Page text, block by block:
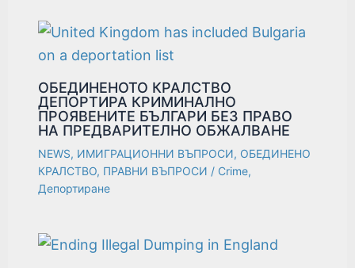
ОБЕДИНЕНОТО КРАЛСТВО
ДЕПОРТИРА КРИМИНАЛНО
ПРОЯВЕНИТЕ БЪЛГАРИ БЕЗ ПРАВО
НА ПРЕДВАРИТЕЛНО ОБЖАЛВАНЕ
NEWS, ИМИГРАЦИОННИ ВЪПРОСИ, ОБЕДИНЕНО
КРАЛСТВО, ПРАВНИ ВЪПРОСИ / Crime,
Депортиране